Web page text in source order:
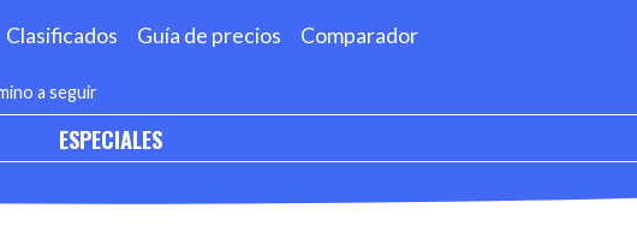
Clasificados Guía de precios Comparador
a seguir
ESPECIALES